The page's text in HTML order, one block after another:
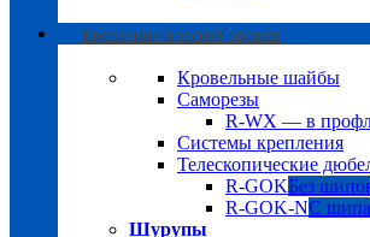
Крепление плоской кровли
Кровельные шайбы
Саморезы
R-WX — в
Системы крепления
Телескопические
R-GOKБез
R-GOK-NС
Шурупы